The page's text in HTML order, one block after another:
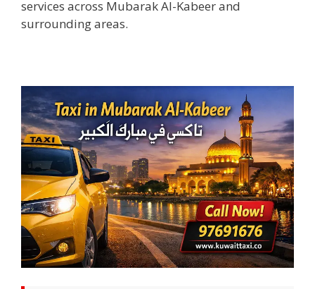
services across Mubarak Al-Kabeer and
surrounding areas.